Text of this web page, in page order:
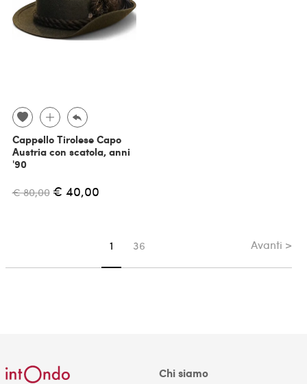
Cappello Tirolese Capo
Austria con scatola, anni
'90
€ 80,00 € 40,00
Sei su pagina
1 36 Avanti >
Chi siamo